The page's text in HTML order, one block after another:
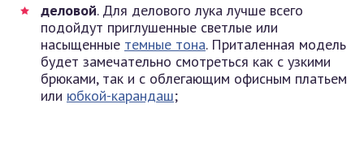
деловой. Для делового лука лучше всего
подойдут приглушенные светлые или
насыщенные темные тона. Приталенная модель
будет замечательно смотреться как с узкими
брюками, так и с облегающим офисным платьем
или юбкой-карандаш;